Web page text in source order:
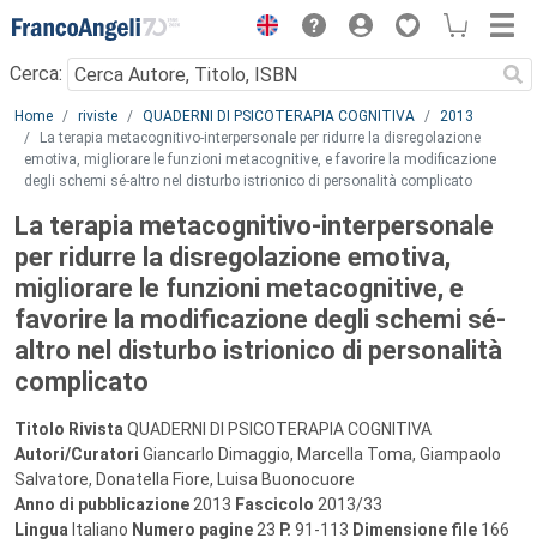
Menu
Cerca:
Main content
Home riviste QUADERNI DI PSICOTERAPIA COGNITIVA
2013
La terapia metacognitivo-interpersonale per ridurre la disregolazione
emotiva, migliorare le funzioni metacognitive, e favorire la modificazione
degli schemi sé-altro nel disturbo istrionico di personalità complicato
La terapia metacognitivo-interpersonale
per ridurre la disregolazione emotiva,
migliorare le funzioni metacognitive, e
favorire la modificazione degli schemi sé-
altro nel disturbo istrionico di personalità
complicato
Titolo Rivista QUADERNI DI PSICOTERAPIA COGNITIVA
Autori/Curatori Giancarlo Dimaggio, Marcella Toma, Giampaolo
Salvatore, Donatella Fiore, Luisa Buonocuore
Anno di pubblicazione 2013 Fascicolo 2013/33
Lingua Italiano Numero pagine 23 P. 91-113 Dimensione file 166